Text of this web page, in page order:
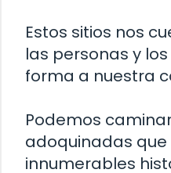
Estos sitios nos
las personas y
forma a nuestra
Podemos
adoquinadas
innumerables